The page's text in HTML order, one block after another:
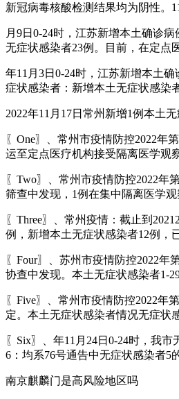
新冠病毒核酸检测结果均为阴性。
月9日0-24时，江苏新增本土确诊
无症状感染者23例。目前，在定点
年11月3日0-24时，江苏新增本土
症状感染者：新增本土无症状感染
2022年11月17日常州新增1例本土
〖One〗、常州市疫情防控2022年
运至定点医疗机构接受隔离医学观
〖Two〗、常州市疫情防控2022年
筛查中发现，1例在集中隔离医学
〖Three〗、常州疫情：截止到
例，新增本土无症状感染者12例，
〖Four〗、苏州市疫情防控2022
协查中发现。本土无症状感染者1-
〖Five〗、常州市疫情防控2022年
定。本土无症状感染者情况无症状
〖Six〗、年11月24日0-24时，我
6：均系76号通告中无症状感染者5
南京麒麟门是高风险地区吗